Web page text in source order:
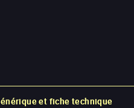
et fiche technique